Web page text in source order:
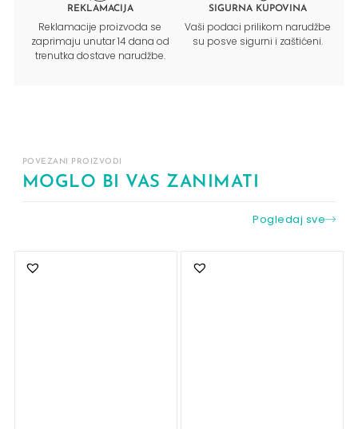
REKLAMACIJA
Reklamacije proizvoda se
zaprimaju unutar 14 dana od
trenutka dostave narudžbe.
SIGURNA KUPOVINA
Vaši podaci prilikom narudžbe
su posve sigurni i zaštićeni.
POVEZANI PROIZVODI
MOGLO BI VAS ZANIMATI
Pogledaj sve